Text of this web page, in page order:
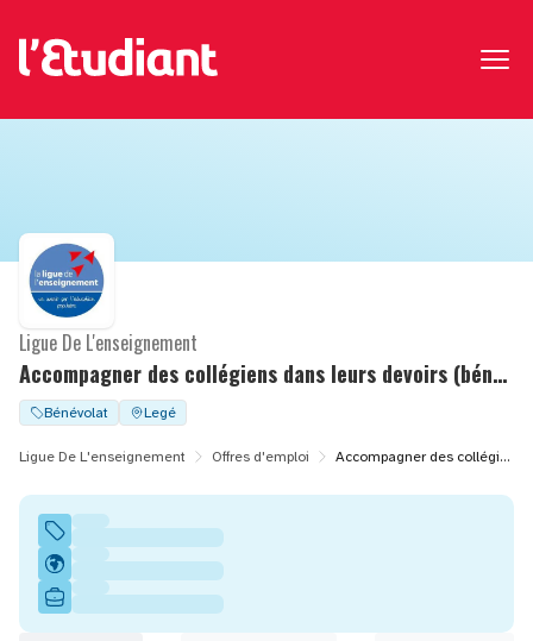
Accompagner des collégiens dans leurs devoirs (bénévolat)
Ligue De L'enseignement
Bénévolat Legé
Ligue De L'enseignement Offres d'emploi Accompagner des collégiens dans leurs devoirs (bénévolat)